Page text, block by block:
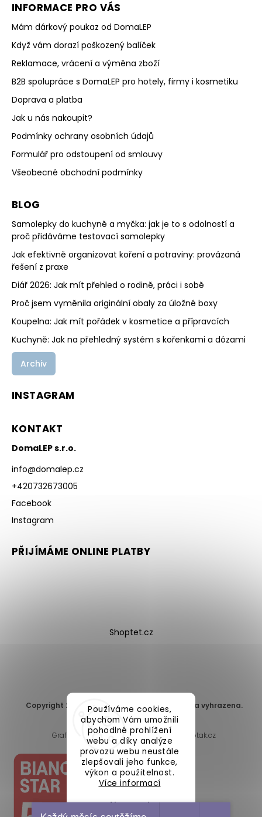
Používáme cookies,
abychom Vám umožnili
pohodlné prohlížení
webu a díky analýze
provozu webu neustále
zlepšovali jeho funkce,
výkon a použitelnost.
Více informací
Nastavení
INFORMACE PRO VÁS
Mám dárkový poukaz od DomaLEP
Když vám dorazí poškozený balíček
Reklamace, vrácení a výměna zboží
B2B spolupráce s DomaLEP pro hotely, firmy i kosmetiku
Doprava a platba
Jak u nás nakoupit?
Podmínky ochrany osobních údajů
Formulář pro odstoupení od smlouvy
Všeobecné obchodní podmínky
BLOG
Samolepky do kuchyně a myčka: jak je to s odolností a
proč přidáváme testovací samolepky
Jak efektivně organizovat koření a potraviny: provázaná
řešení z praxe
Diář 2026: Jak mít přehled o rodině, práci i sobě
Proč jsem vyměnila originální obaly za úložné boxy
Koupelna: Jak mít pořádek v kosmetice a přípravcích
Kuchyně: Jak na přehledný systém s kořenkami a dózami
Archiv
INSTAGRAM
KONTAKT
DomaLEP s.r.o.
info@domalep.cz
+420732673005
Facebook
Instagram
PŘIJÍMÁME ONLINE PLATBY
Shoptet.cz
Copyright 2026 DomaLEP s.r.o. . Všechna práva vyhrazena.
Upravit nastavení cookies
Grafický návrh vytvořil a nakódoval
Shoptak.cz